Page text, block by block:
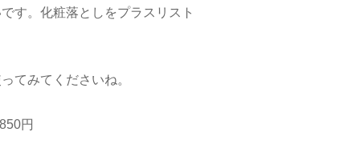
す。化粧落としをプラスリスト
てみてくださいね。
円